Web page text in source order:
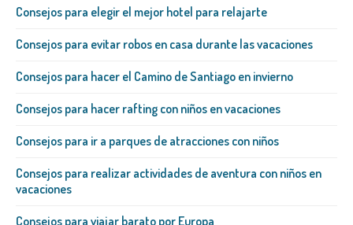
Consejos para elegir el mejor hotel para relajarte
Consejos para evitar robos en casa durante las vacaciones
Consejos para hacer el Camino de Santiago en invierno
Consejos para hacer rafting con niños en vacaciones
Consejos para ir a parques de atracciones con niños
Consejos para realizar actividades de aventura con niños en
vacaciones
Consejos para viajar barato por Europa